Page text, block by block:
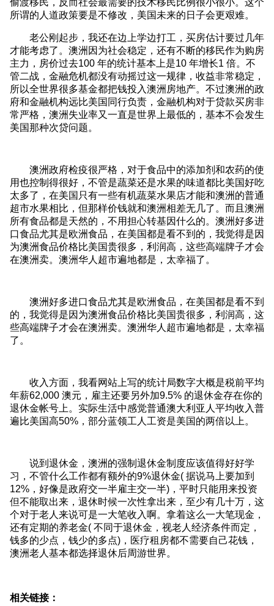
偷渡移民，反而社会最需要的技术移民比例很小很小。这个
所谓的人道政策要是不修改，美国未来的日子会更艰难。
老公刚起步，我还在边上学边打工，买房估计要过几年
才能考虑了。澳洲因为社会稳定，还有不断的移民作为购房
主力，房价过去100 年的统计基本上是10 年增长1 倍。不
管二战，金融危机都没有动摇过这一规律，收益非常稳定，
所以全世界很多基金都把钱投入澳洲房地产。不过澳洲的政
府和金融机构远比美国同行负责，金融机构对于贷款买房非
常严格，澳洲失业率又一直是世界上最低的，基本不会发生
美国那种次贷问题。
澳洲政府检疫很严格，对于食品中的添加剂和农药的使
用也控制得很好，不管是蔬菜还是水果的味道都比美国好吃
太多了，在美国只有一些有机蔬菜水果店才能和澳洲的普通
超市水果相比，但那样价钱就和澳洲相差无几了。而且澳洲
所有食品都是天然的，不用担心转基因什么的。澳洲好多进
口食品尤其是欧洲食品，在美国都是看不到的，我觉得是因
为澳洲食品价格比美国贵很多，利润高，这些高端牌子才会
在澳洲卖。澳洲华人超市遍地都是，太幸福了。
澳洲好多进口食品尤其是欧洲食品，在美国都是看不到
的，我觉得是因为澳洲食品价格比美国贵很多，利润高，这
些高端牌子才会在澳洲卖。澳洲华人超市遍地都是，太幸福
了。
收入方面，我看网站上写的统计局数字大概是税前平均
年薪62,000 澳元，雇主还要另外加9.5% 的退休金存在你的
退休金帐号上。实际生活中感觉普通澳大利亚人平均收入普
遍比美国高50%，部分蓝领工人工资是美国的两倍以上。
说到退休金，澳洲的强制退休金制度应该值得好好学
习，不管什么工作都有额外的9%退休金( 据说马上要加到
12%，好像是政府交一半雇主交一半)，平时只能用来投资
但不能取出来，退休时候一次性拿出来，至少有几十万，这
个对于老人来说可是一大笔收入啊。拿着这么一大笔现金，
还有定期的养老金( 不同于退休金，视老人经济条件而定，
钱多的少点，钱少的多点)，医疗租房都不需要自己花钱，
澳洲老人基本都选择退休后周游世界。
相关链接：